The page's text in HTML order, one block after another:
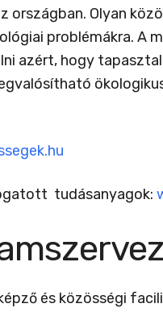
Olyan
problémákra. A
azért, hogy
tudásanyagok:
és közösségi